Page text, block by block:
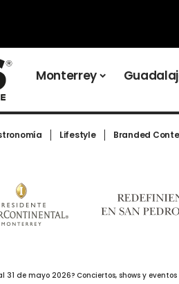
Monterrey
Lifestyle Branded
31 de mayo 2026? Conciertos, shows y